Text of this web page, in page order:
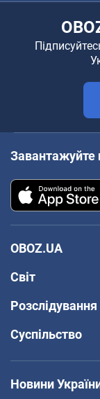
Завантажуйте
OBOZ.UA
Світ
Розслідування
Суспільство
Новини